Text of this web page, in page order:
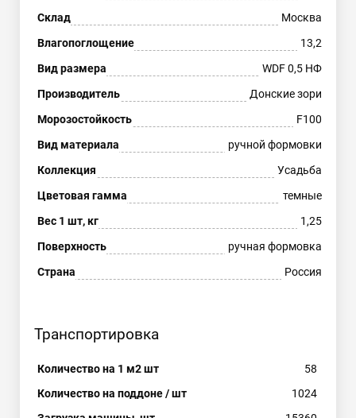
Склад
Москва
Влагопоглощение
13,2
Вид размера
WDF 0,5 НФ
Производитель
Донские зори
Морозостойкость
F100
Вид материала
ручной формовки
Коллекция
Усадьба
Цветовая гамма
темные
Вес 1 шт, кг
1,25
Поверхность
ручная формовка
Страна
Россия
Транспортировка
Количество на 1 м2 шт
58
Количество на поддоне / шт
1024